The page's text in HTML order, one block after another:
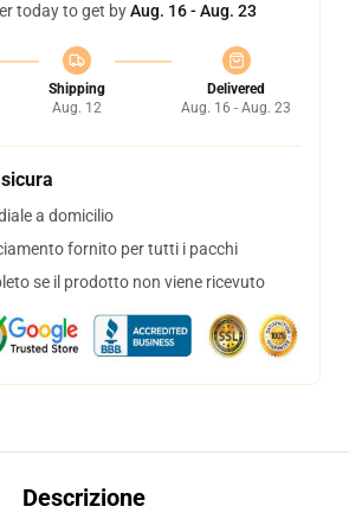
today to get byAug. 16 - Aug. 23
Shipping
Aug. 12
Delivered
Aug. 16 - Aug. 23
a domicilio
fornito per tutti i pacchi
se il prodotto non viene ricevuto
Descrizione